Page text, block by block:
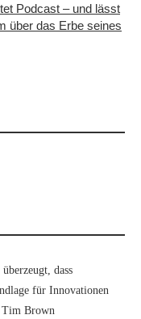
Podcast – und lässt
über das Erbe seines
dass
für Innovationen
Brown